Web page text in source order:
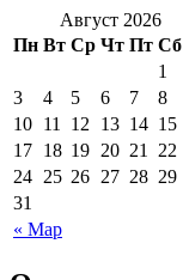
Август 2026
Пн Вт Ср Чт Пт Сб
« Мар
1
3
4 5 6 7 8
10 11 12 13 14 15
17 18 19 20 21 22
24 25 26 27 28 29
31